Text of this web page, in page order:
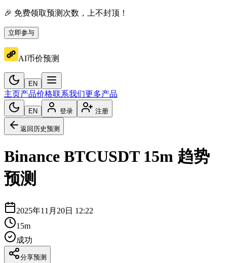
🎉 免费领取预测次数，上不封顶！
立即参与
AI币价预测
EN
主页产品价格联系我们更多产品
EN 登录 注册
返回历史预测
Binance BTCUSDT 15m 趋势
预测
2025年11月20日 12:22
15m
成功
分享预测